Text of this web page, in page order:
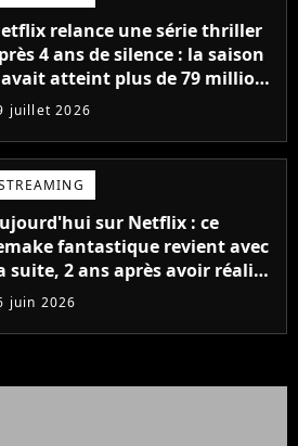
relance une série thriller
4 ans de silence : la saison
avait atteint plus de 79 millions
vues
juillet 2026
sur Netflix : ce
fantastique revient avec
suite, 2 ans après avoir réalisé
millions de vues et régné 6
semaines dans le Top 10
juin 2026